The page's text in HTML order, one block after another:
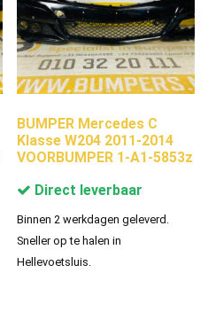
BUMPER Mercedes C
Klasse W204 2011-2014
VOORBUMPER 1-A1-5853z
Direct leverbaar
Binnen 2 werkdagen geleverd.
Sneller op te halen in
Hellevoetsluis.